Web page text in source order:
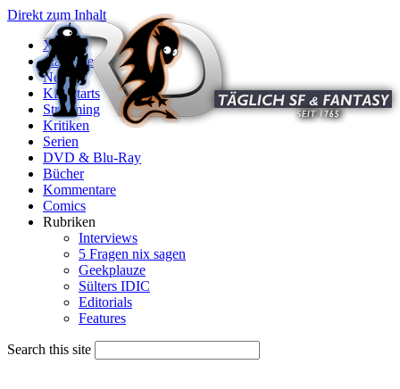
Direkt zum Inhalt
X
Startseite
News
Kinostarts
Streaming
Kritiken
Serien
DVD & Blu-Ray
Bücher
Kommentare
Comics
Rubriken
Interviews
5 Fragen nix sagen
Geekplauze
Sülters IDIC
Editorials
Features
Search this site